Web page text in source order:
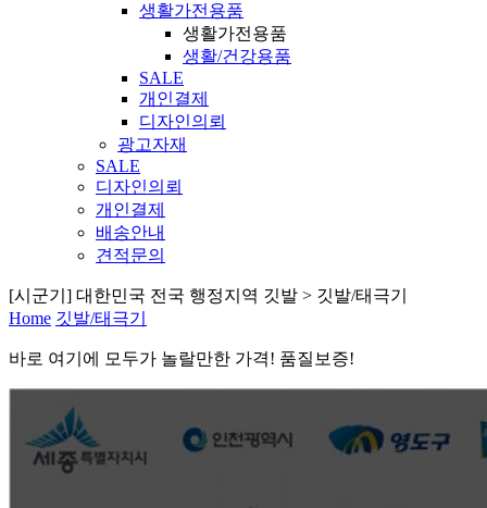
생활가전용품
생활가전용품
생활/건강용품
SALE
개인결제
디자인의뢰
광고자재
SALE
디자인의뢰
개인결제
배송안내
견적문의
[시군기] 대한민국 전국 행정지역 깃발 > 깃발/태극기
Home 깃발/태극기
바로 여기 에 모두가 놀랄만한 가격! 품질보증!